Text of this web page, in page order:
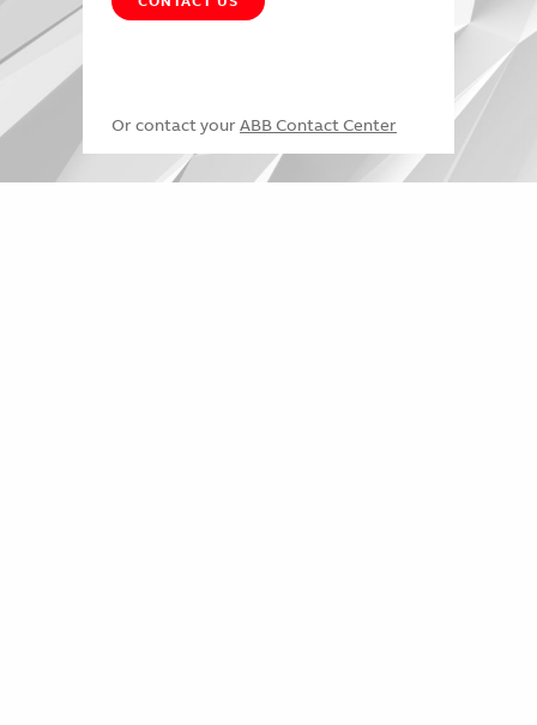
Or contact your ABB Contact Center